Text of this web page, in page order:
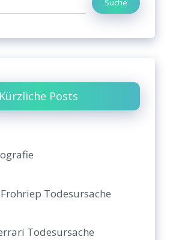
Suche
Kürzliche Posts
Todesursache
Todesursache